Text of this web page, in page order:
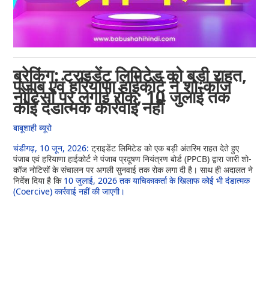
ब्रेकिंग: ट्राइडेंट लिमिटेड को बड़ी राहत,
पंजाब एवं हरियाणा हाईकोर्ट ने शो-कॉज
नोटिसों पर लगाई रोक; 10 जुलाई तक
कोई दंडात्मक कार्रवाई नहीं
बाबूशाही ब्यूरो
चंडीगढ़, 10 जून, 2026: ट्राइडेंट लिमिटेड को एक बड़ी अंतरिम राहत देते हुए
पंजाब एवं हरियाणा हाईकोर्ट ने पंजाब प्रदूषण नियंत्रण बोर्ड (PPCB) द्वारा जारी शो-
कॉज नोटिसों के संचालन पर अगली सुनवाई तक रोक लगा दी है। साथ ही अदालत ने
निर्देश दिया है कि 10 जुलाई, 2026 तक याचिकाकर्ता के खिलाफ कोई भी दंडात्मक
(Coercive) कार्रवाई नहीं की जाएगी।